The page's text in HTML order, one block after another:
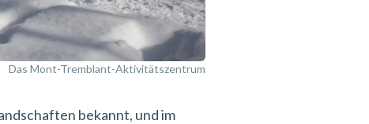
Das Mont-Tremblant-Aktivitätszentrum
bekannt, und im